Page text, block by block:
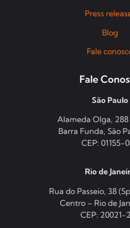
Press
Blog
Fale
Fale
São Paulo
Alameda Olga, 288
Barra Funda, São
CEP: 01155-
Rio de
Rua do Passeio, 38
Centro – Rio de
CEP: 20021-